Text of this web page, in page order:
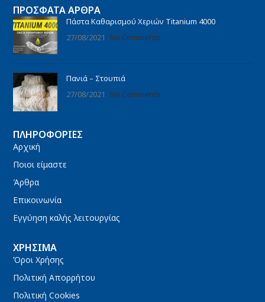
ΠΡΌΣΦΑΤΑ ΆΡΘΡΑ
Πάστα Καθαρισμού Χεριών Titanium 4000
27/08/2021
No Comments
Πανιά – Στουπιά
27/08/2021
No Comments
ΠΛΗΡΟΦΟΡΊΕΣ
Αρχική
Ποιοι είμαστε
Άρθρα
Επικοινωνία
Εγγύηση καλής λειτουργίας
ΧΡΉΣΙΜΑ
Όροι Χρήσης
Πολιτική Απορρήτου
Πολιτική Cookies